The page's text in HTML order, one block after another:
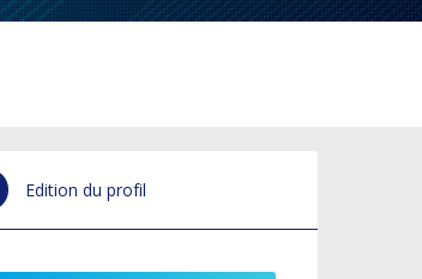
Edition du profil